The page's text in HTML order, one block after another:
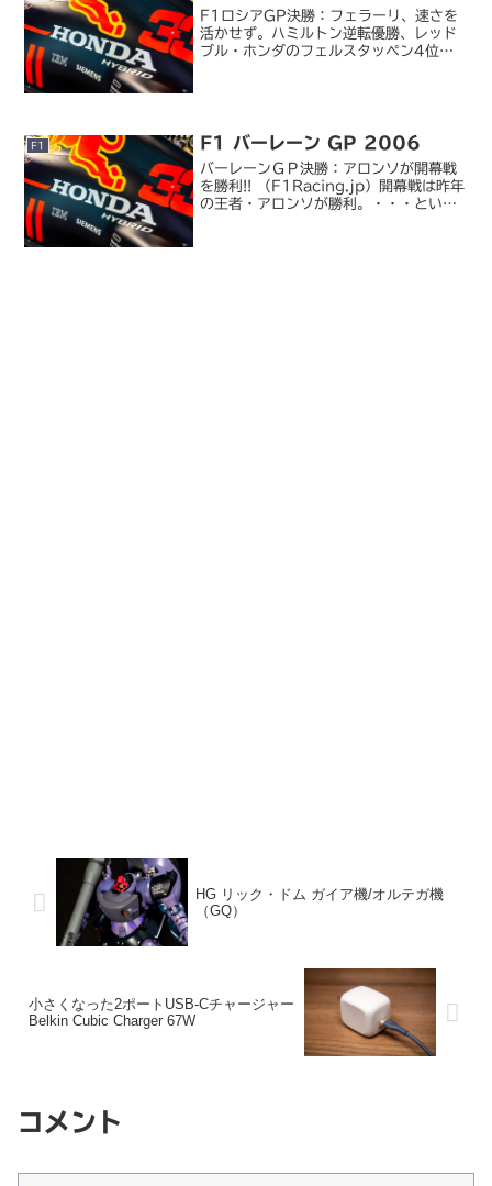
F1ロシアGP決勝：フェラーリ、速さを
活かせず。ハミルトン逆転優勝、レッド
ブル・ホンダのフェルスタッペン4位夏
F1 F1 バーレーン GP 2006
バーレーンＧＰ決勝：アロンソが開幕戦
を勝利!! （F1Racing.jp）開幕戦は昨年
の王者・アロンソが勝利。・・・という
HG リック・ドム ガイア機/オルテガ機
（GQ）
小さくなった2ポートUSB-Cチャージャー
Belkin Cubic Charger 67W
コメント